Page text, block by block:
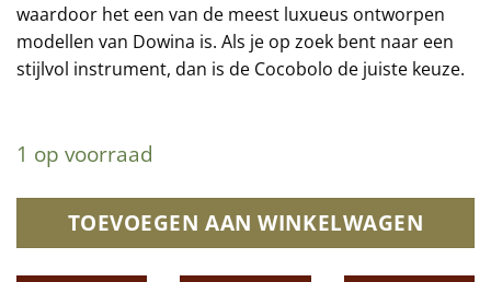
waardoor het een van de meest luxueus ontworpen
modellen van Dowina is. Als je op zoek bent naar een
stijlvol instrument, dan is de Cocobolo de juiste keuze.
1 op voorraad
TOEVOEGEN AAN WINKELWAGEN